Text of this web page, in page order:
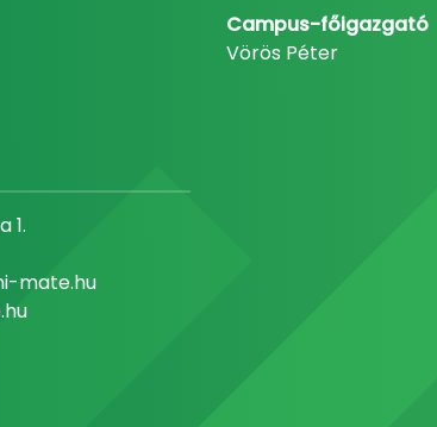
Campus-főigazgató
Vörös Péter
1.
mate.hu